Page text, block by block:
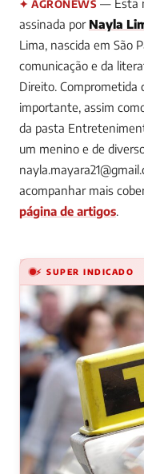
✦ AGRONEWS — Esta
assinada por Nayla
Lima, nascida em São
comunicação e da
Direito. Comprometida
importante, assim
da pasta
um menino e de
acompanhar mais
página de artigos.
⚡ SUPER INDICADO